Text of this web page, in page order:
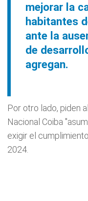
mejorar la
habitantes
ante la
de
agregan.
Por otro lado, piden
Nacional Coiba
exigir el
2024.